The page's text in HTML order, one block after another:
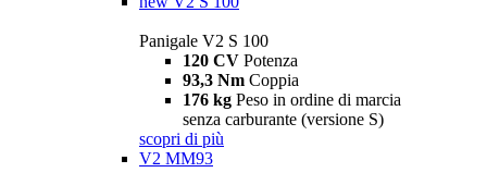
Panigale V2 S 100
120 CV Potenza
93,3 Nm Coppia
176 kg Peso in ordine di marcia
senza carburante (versione S)
scopri di più
V2 MM93